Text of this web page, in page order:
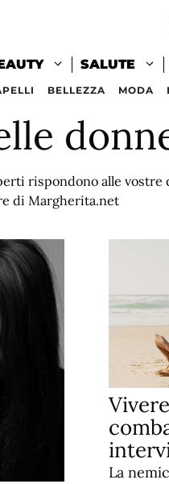
SALUTE
BELLEZZA MODA
rispondono alle
di Margherita.net
La